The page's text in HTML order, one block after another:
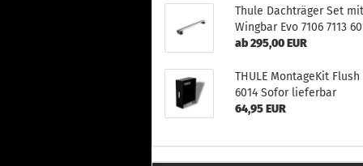
Dachfahrradträger
Heckklappenfahrradträger
Anhängekupplungsträger
E-Bike Fahrradträger
Zubehör Fahrradträger
Thule Dachträger Set mit
Wingbar Evo 7106 7113
ab 295,00 EUR
THULE MontageKit Flush
6014 Sofor lieferbar
64,95 EUR